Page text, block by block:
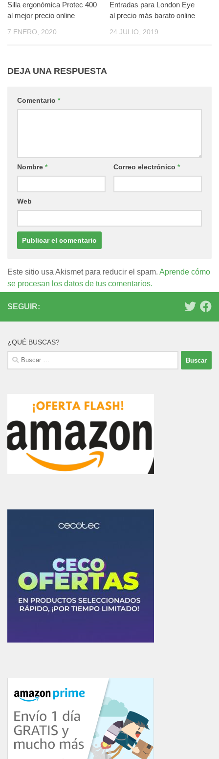
Silla ergonómica Protec 400
al mejor precio online
7 ENERO, 2020
Entradas para London Eye
al precio más barato online
24 JULIO, 2019
DEJA UNA RESPUESTA
Comentario *
Nombre * Correo electrónico *
Web
Este sitio usa Akismet para reducir el spam. Aprende cómo
se procesan los datos de tus comentarios.
SEGUIR:
¿QUÉ BUSCAS?
Buscar: